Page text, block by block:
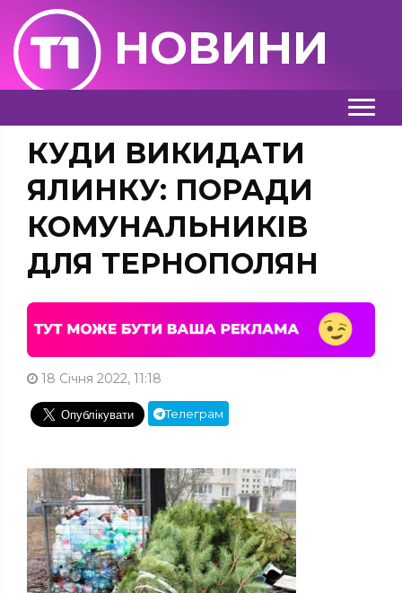
НОВИНИ
КУДИ ВИКИДАТИ
ЯЛИНКУ: ПОРАДИ
КОМУНАЛЬНИКІВ
ДЛЯ ТЕРНОПОЛЯН
18 Січня 2022, 11:18
Телеграм